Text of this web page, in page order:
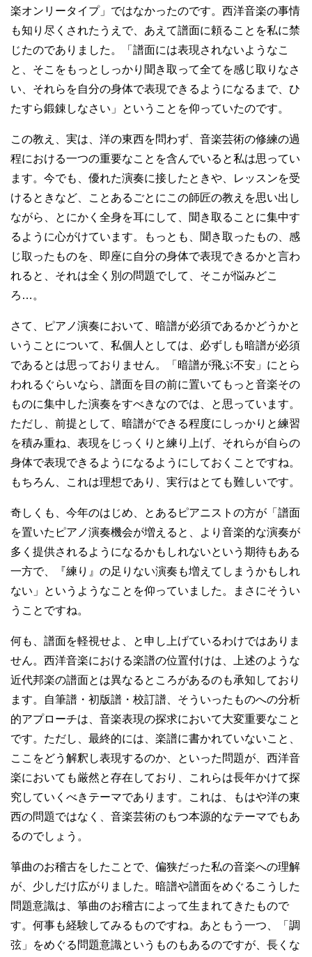
楽オンリータイプ」ではなかったのです。西洋音楽の事情
も知り尽くされたうえで、あえて譜面に頼ることを私に禁
じたのでありました。「譜面には表現されないようなこ
と、そこをもっとしっかり聞き取って全てを感じ取りなさ
い、それらを自分の身体で表現できるようになるまで、ひ
たすら鍛錬しなさい」ということを仰っていたのです。
この教え、実は、洋の東西を問わず、音楽芸術の修練の過
程における一つの重要なことを含んでいると私は思ってい
ます。今でも、優れた演奏に接したときや、レッスンを受
けるときなど、ことあるごとにこの師匠の教えを思い出し
ながら、とにかく全身を耳にして、聞き取ることに集中す
るように心がけています。もっとも、聞き取ったもの、感
じ取ったものを、即座に自分の身体で表現できるかと言わ
れると、それは全く別の問題でして、そこが悩みどこ
ろ…。
さて、ピアノ演奏において、暗譜が必須であるかどうかと
いうことについて、私個人としては、必ずしも暗譜が必須
であるとは思っておりません。「暗譜が飛ぶ不安」にとら
われるぐらいなら、譜面を目の前に置いてもっと音楽その
ものに集中した演奏をすべきなのでは、と思っています。
ただし、前提として、暗譜ができる程度にしっかりと練習
を積み重ね、表現をじっくりと練り上げ、それらが自らの
身体で表現できるようになるようにしておくことですね。
もちろん、これは理想であり、実行はとても難しいです。
奇しくも、今年のはじめ、とあるピアニストの方が「譜面
を置いたピアノ演奏機会が増えると、より音楽的な演奏が
多く提供されるようになるかもしれないという期待もある
一方で、『練り』の足りない演奏も増えてしまうかもしれ
ない」というようなことを仰っていました。まさにそうい
うことですね。
何も、譜面を軽視せよ、と申し上げているわけではありま
せん。西洋音楽における楽譜の位置付けは、上述のような
近代邦楽の譜面とは異なるところがあるのも承知しており
ます。自筆譜・初版譜・校訂譜、そういったものへの分析
的アプローチは、音楽表現の探求において大変重要なこと
です。ただし、最終的には、楽譜に書かれていないこと、
ここをどう解釈し表現するのか、といった問題が、西洋音
楽においても厳然と存在しており、これらは長年かけて探
究していくべきテーマであります。これは、もはや洋の東
西の問題ではなく、音楽芸術のもつ本源的なテーマでもあ
るのでしょう。
箏曲のお稽古をしたことで、偏狭だった私の音楽への理解
が、少しだけ広がりました。暗譜や譜面をめぐるこうした
問題意識は、箏曲のお稽古によって生まれてきたもので
す。何事も経験してみるものですね。あともう一つ、「調
弦」をめぐる問題意識というものもあるのですが、長くな